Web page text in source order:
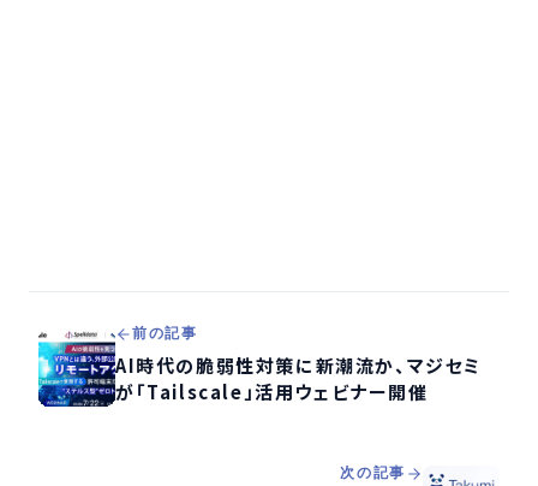
前の記事
AI時代の脆弱性対策に新潮流か、マジセミ
が「Tailscale」活用ウェビナー開催
次の記事